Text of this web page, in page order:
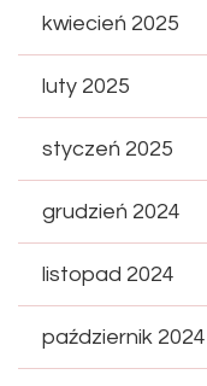
kwiecień 2025
luty 2025
styczeń 2025
grudzień 2024
listopad 2024
październik 2024